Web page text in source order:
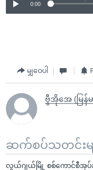
0:00
မျှဝေပါ
ဗွီအိုအေ (မြန်မ
ဆက်စပ်သတင်းမျ
လွယ်ဂျယ်မြို့ စစ်ကောင်စီအုပ်